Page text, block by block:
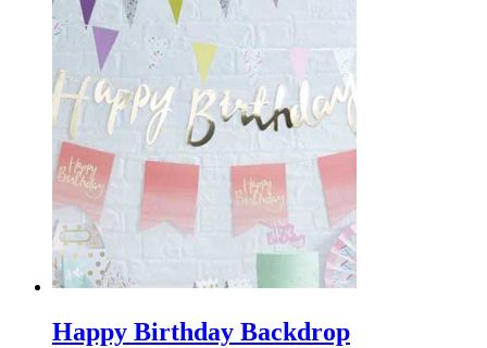
Happy Birthday Backdrop